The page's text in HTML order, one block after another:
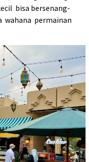
bisa bersenang-
wahana permainan